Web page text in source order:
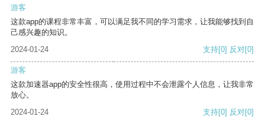
游客
这款app的课程非常丰富，可以满足我不同的学习需求，让我能够找到自
己感兴趣的知识。
2024-01-24
支持[0] 反对[0]
游客
这款加速器app的安全性很高，使用过程中不会泄露个人信息，让我非常
放心。
2024-01-24
支持[0] 反对[0]